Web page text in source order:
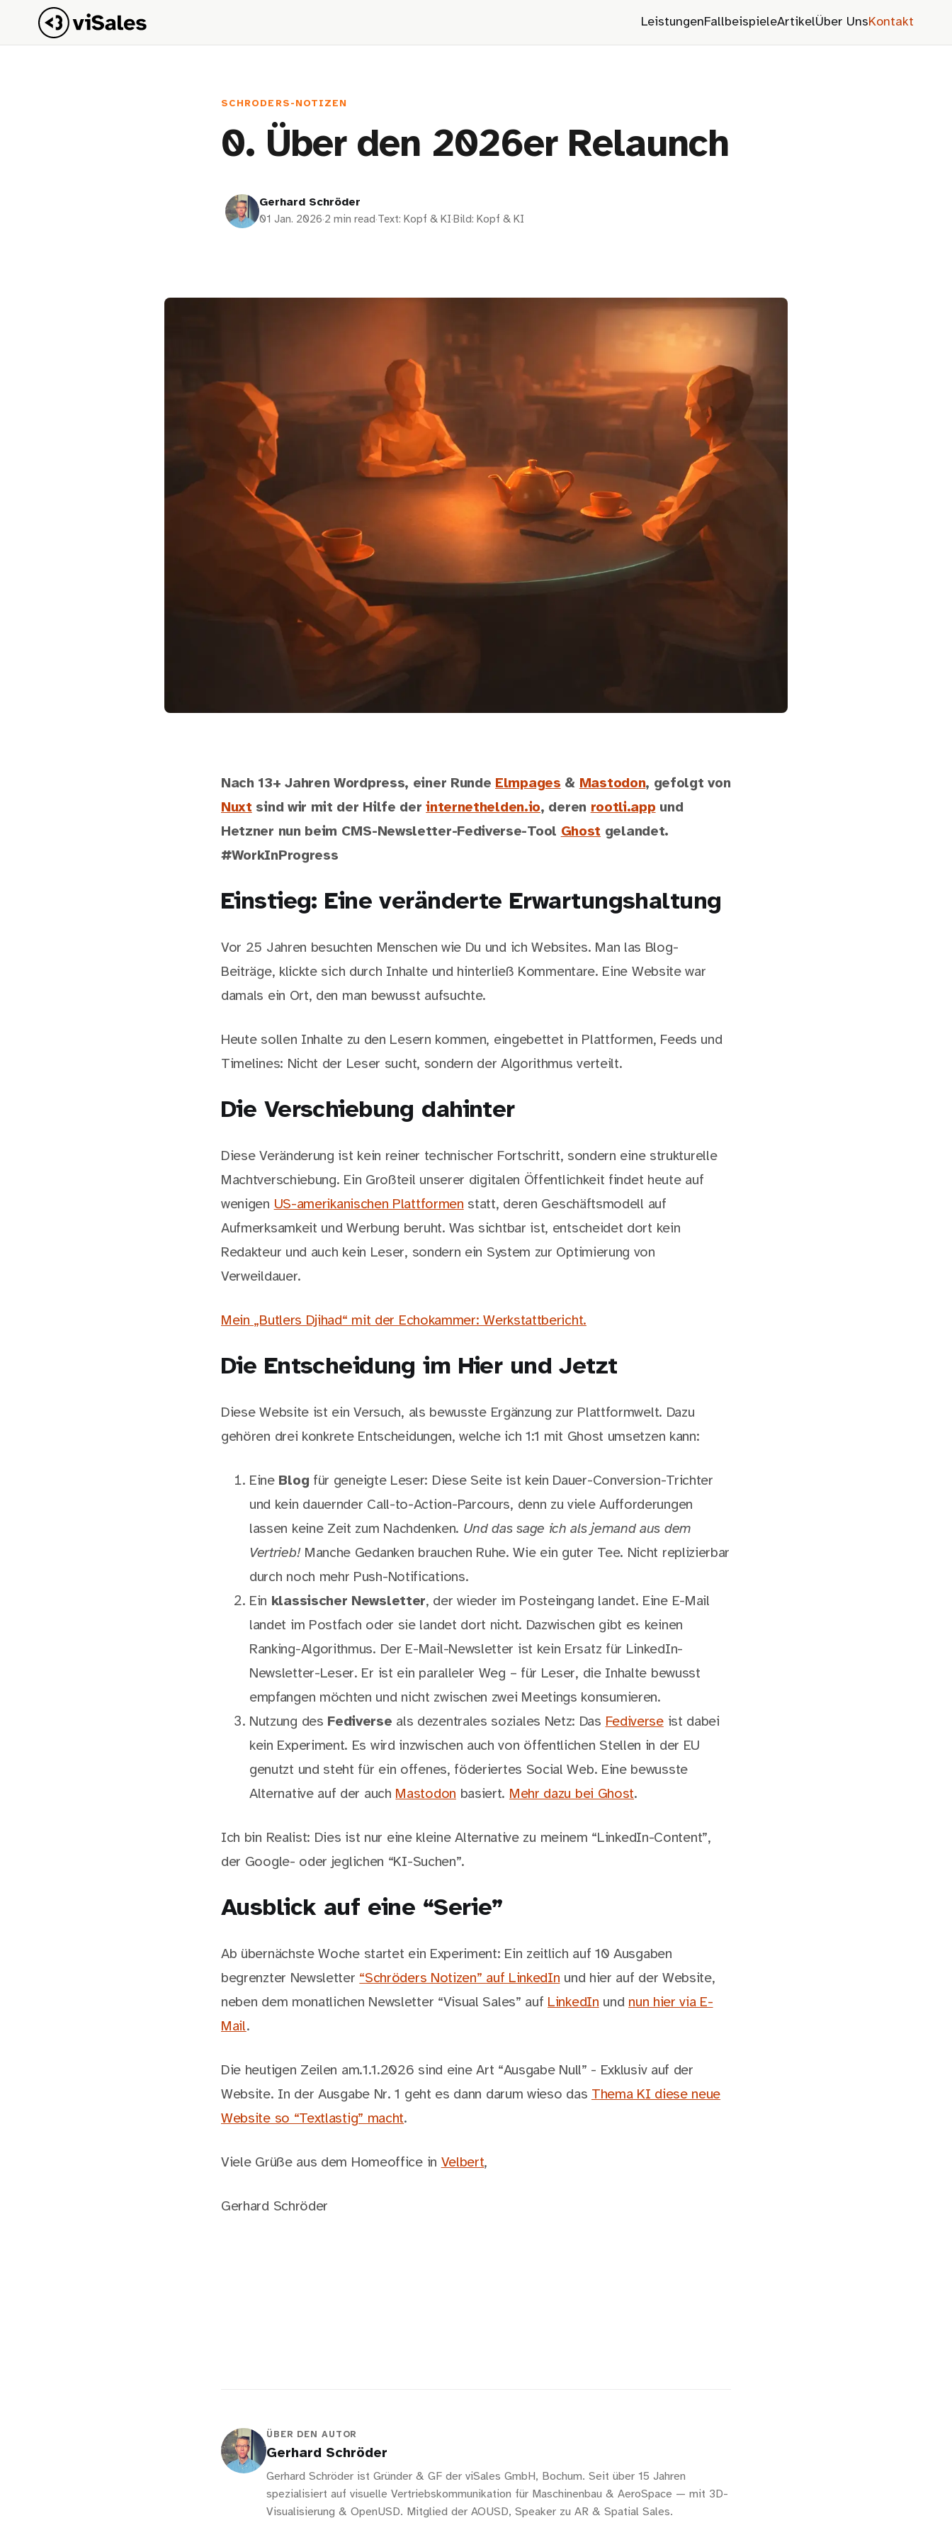
LeistungenFallbeispieleArtikelÜber UnsKontakt
SCHRODERS-NOTIZEN
0. Über den 2026er Relaunch
Gerhard Schröder
01 Jan. 2026·2 min read·Text: Kopf & KI·Bild: Kopf & KI
Nach 13+ Jahren Wordpress, einer Runde Elmpages & Mastodon, gefolgt von
Nuxt sind wir mit der Hilfe derinternethelden.io, deren rootli.app und
Hetzner nun beim CMS-Newsletter-Fediverse-Tool Ghost gelandet.
#WorkInProgress
Einstieg: Eine veränderte Erwartungshaltung
Vor 25 Jahren besuchten Menschen wie Du und ich Websites. Man las Blog-
Beiträge, klickte sich durch Inhalte und hinterließ Kommentare. Eine Website war
damals ein Ort, den man bewusst aufsuchte.
Heute sollen Inhalte zu den Lesern kommen, eingebettet in Plattformen, Feeds und
Timelines: Nicht der Leser sucht, sondern der Algorithmus verteilt.
Die Verschiebung dahinter
Diese Veränderung ist kein reiner technischer Fortschritt, sondern eine strukturelle
Machtverschiebung. Ein Großteil unserer digitalen Öffentlichkeit findet heute auf
wenigen US-amerikanischen Plattformen statt, deren Geschäftsmodell auf
Aufmerksamkeit und Werbung beruht. Was sichtbar ist, entscheidet dort kein
Redakteur und auch kein Leser, sondern ein System zur Optimierung von
Verweildauer.
Mein „Butlers Djihad“ mit der Echokammer: Werkstattbericht.
Die Entscheidung im Hier und Jetzt
Diese Website ist ein Versuch, als bewusste Ergänzung zur Plattformwelt. Dazu
gehören drei konkrete Entscheidungen, welche ich 1:1 mit Ghost umsetzen kann:
Eine Blog für geneigte Leser: Diese Seite ist kein Dauer-Conversion-Trichter
und kein dauernder Call-to-Action-Parcours, denn zu viele Aufforderungen
lassen keine Zeit zum Nachdenken. Und das sage ich als jemand aus dem
Vertrieb!Manche Gedanken brauchen Ruhe. Wie ein guter Tee. Nicht replizierbar
durch noch mehr Push-Notifications.
Ein klassischer Newsletter, der wieder im Posteingang landet. Eine E-Mail
landet im Postfach oder sie landet dort nicht. Dazwischen gibt es keinen
Ranking-Algorithmus. Der E-Mail-Newsletter ist kein Ersatz für LinkedIn-
Newsletter-Leser. Er ist ein paralleler Weg – für Leser, die Inhalte bewusst
empfangen möchten und nicht zwischen zwei Meetings konsumieren.
Nutzung des Fediverse als dezentrales soziales Netz: Das Fediverseist dabei
kein Experiment. Es wird inzwischen auch von öffentlichen Stellen in der EU
genutzt und steht für ein offenes, föderiertes Social Web. Eine bewusste
Alternative auf der auch Mastodon basiert. Mehr dazu bei Ghost.
Ich bin Realist: Dies ist nur eine kleine Alternative zu meinem “LinkedIn-Content”,
der Google- oder jeglichen “KI-Suchen”.
Ausblick auf eine “Serie”
Ab übernächste Woche startet ein Experiment: Ein zeitlich auf 10 Ausgaben
begrenzter Newsletter “Schröders Notizen” auf LinkedIn und hier auf der Website,
neben dem monatlichen Newsletter “Visual Sales” auf LinkedIn und nun hier via E-
Mail.
Die heutigen Zeilen am.1.1.2026 sind eine Art “Ausgabe Null” - Exklusiv auf der
Website. In der Ausgabe Nr. 1 geht es dann darum wieso das Thema KI diese neue
Website so “Textlastig” macht.
Viele Grüße aus dem Homeoffice in Velbert,
Gerhard Schröder
ÜBER DEN AUTOR
Gerhard Schröder
Gerhard Schröder ist Gründer & GF der viSales GmbH, Bochum. Seit über 15 Jahren
spezialisiert auf visuelle Vertriebskommunikation für Maschinenbau & AeroSpace — mit 3D-
Visualisierung & OpenUSD. Mitglied der AOUSD, Speaker zu AR & Spatial Sales.